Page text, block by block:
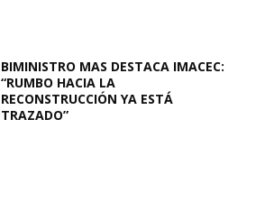
BIMINISTRO MAS DESTACA IMACEC:
“RUMBO HACIA LA
RECONSTRUCCIÓN YA ESTÁ
TRAZADO”